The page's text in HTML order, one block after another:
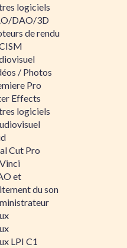
logiciels
DAO/3D
de rendu
/ Photos
Pro
Effects
logiciels
Cut Pro
et
du son
LPI C1